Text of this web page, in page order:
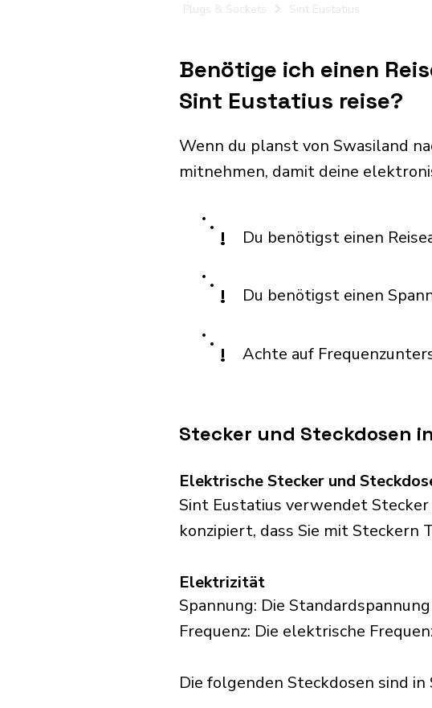
Plugs & Sockets Sint Eustatius
Benötige ich einen
Sint Eustatius reise?
Wenn du planst von Swasiland
mitnehmen, damit deine
! Du benötigst einen
! Du benötigst einen
! Achte auf
Stecker und Steckdosen
Elektrische Stecker und
Sint Eustatius verwendet Stecker
konzipiert, dass Sie mit Steckern
Elektrizität
Spannung: Die
Frequenz: Die elektrische
Die folgenden Steckdosen sind